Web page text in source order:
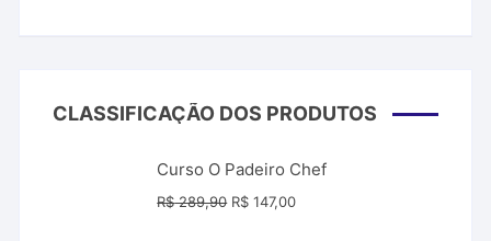
CLASSIFICAÇÃO DOS PRODUTOS
Curso O Padeiro Chef
R$289,90 O
R$ 147,00O